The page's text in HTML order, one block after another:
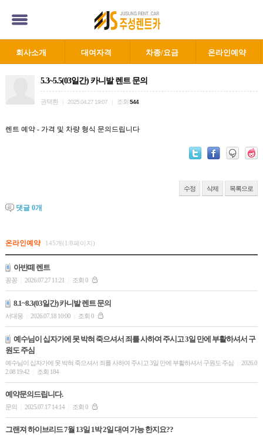
회사소개 대여자격 차종/요금 온라인예약
5.3~5.5(03일간) 카니발 렌트 문의
권택환 2025.04.27 19:07 조회 544
렌트 예약 - 가격 및 차량 형식 문의드립니다
수정 삭제 목록으로
댓글 0개
온라인예약 145개(1/8페이지)
아반떼 렌트
꽁꽁 2026.07.27 11:21 조회 0
8.1~8.3(03일간) 카니발 렌트 문의
서대웅 2026.07.18 10:00 조회 0
예수님이 십자가에 못 박혀 죽으셔서 죄를 사하여 주시고 3일 만에 부활하셔서 구
원도 주심
예수님이 십자가에 못 박혀 죽으셔서 죄를 사하여 주시고 3일 만에 부활하셔서 구원도 주심
2026.0
2.08 19:42
조회 184
예약문의드립니다.
문의 2025.07.17 14:14 조회 0
그랜져 하이브리드 7월 13일 1박 2일 대여 가능 한지요??